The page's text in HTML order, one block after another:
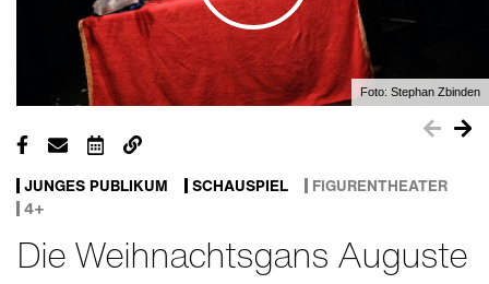
Foto: Stephan Zbinden
JUNGES PUBLIKUM SCHAUSPIEL
FIGURENTHEATER
4+
Die Weihnachtsgans Auguste